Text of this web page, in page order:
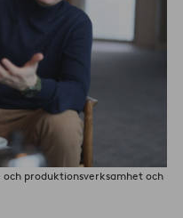
produktionsverksamhet och